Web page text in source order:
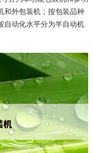
和外包装机；按包装品种
自动化水平分为半自动机